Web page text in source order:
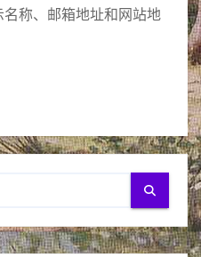
称、邮箱地址和网站地